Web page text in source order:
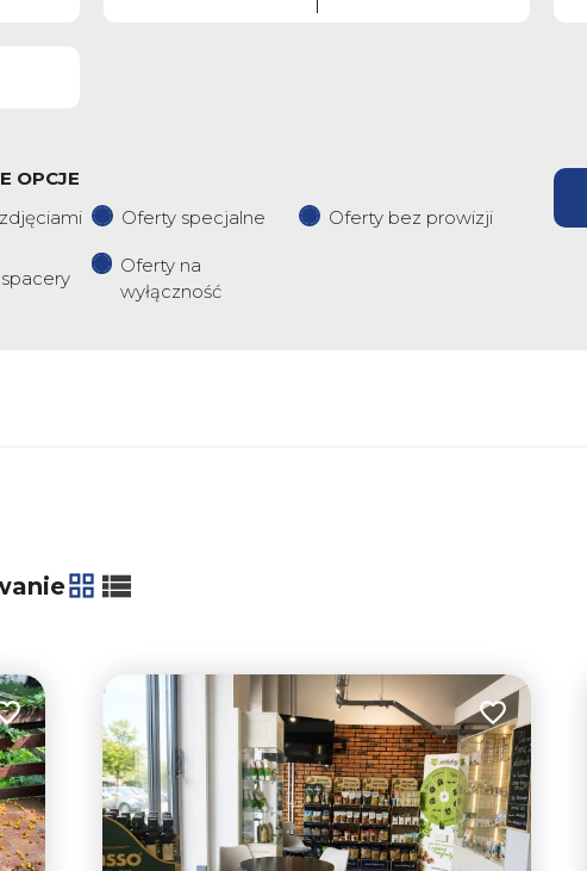
OPCJE
Oferty specjalne Oferty bez prowizji
Oferty na
wyłączność
tabela
lista
Dodaj do ulubionych Dodaj do